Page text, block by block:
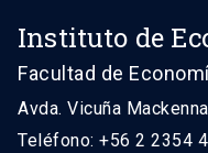
Instituto de
Facultad de
Avda. Vicuña
Teléfono: +56 2 2354